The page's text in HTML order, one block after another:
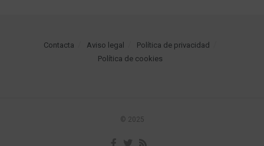
Contacta Aviso legal
Política de privacidad
Política de cookies
© 2025